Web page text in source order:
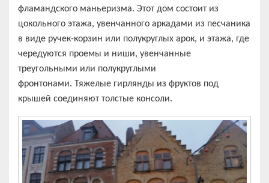
фламандского маньеризма. Этот дом состоит из
цокольного этажа, увенчанного аркадами из песчаника
в виде ручек-корзин или полукруглых арок, и этажа, где
чередуются проемы и ниши, увенчанные
треугольными или полукруглыми
фронтонами. Тяжелые гирлянды из фруктов под
крышей соединяют толстые консоли.